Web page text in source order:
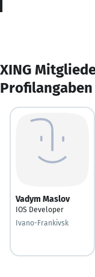
XING
Profilangaben
Vadym Maslov
IOS Developer
Ivano-Frankivsk